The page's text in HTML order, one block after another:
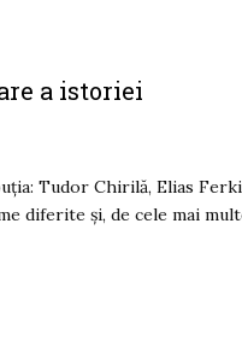
a istoriei
Tudor Chirilă, Elias
diferite și, de cele mai